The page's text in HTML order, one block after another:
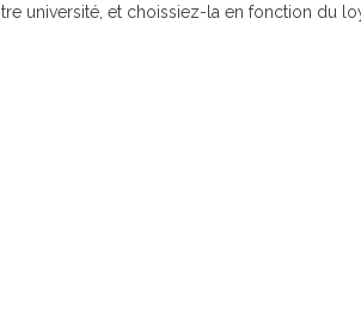
université, et choissiez-la en fonction du